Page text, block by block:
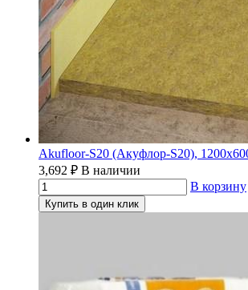
Akufloor-S20 (Акуфлор-S20),
3,692 ₽ В наличии
В корзину
Купить в один клик